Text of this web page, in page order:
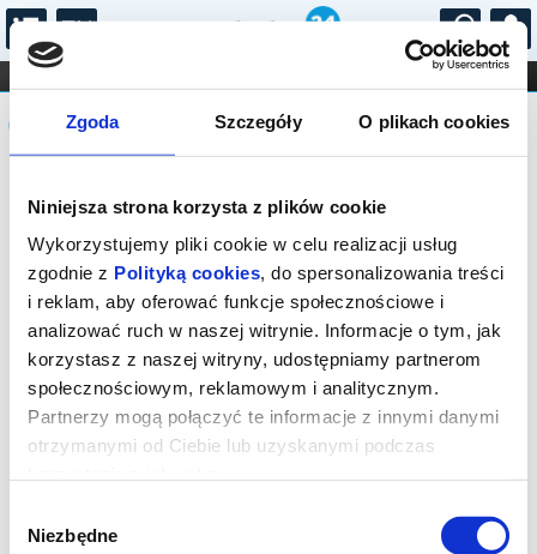
Zgoda Szczegóły O plikach cookies
Niniejsza strona korzysta z plików cookie
Wykorzystujemy pliki cookie w celu realizacji usług
zgodnie z Polityką cookies, do spersonalizowania treści
i reklam, aby oferować funkcje społecznościowe i
analizować ruch w naszej witrynie. Informacje o tym, jak
korzystasz z naszej witryny, udostępniamy partnerom
społecznościowym, reklamowym i analitycznym.
Partnerzy mogą połączyć te informacje z innymi danymi
otrzymanymi od Ciebie lub uzyskanymi podczas
zgody
Niezbędne
...
FILHARMONIA OPERA I BALET
STAND-UP
DLA DZIECI
Komunikat
SPRZEDAŻ INTERNETOWA NA TO
WYDARZENIE JUŻ SIĘ ZAKOŃCZYŁA.
ZAPYTAJ W KASIE O DOSTĘPNE BILETY
NA TO WYDARZENIE